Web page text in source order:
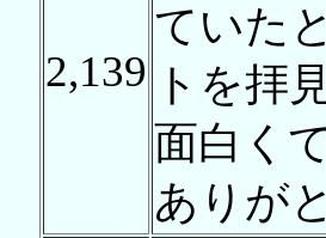
2,139
ていた
トを拝
面白く
ありが